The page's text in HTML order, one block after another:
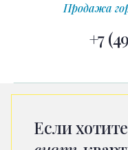
Продажа
+7
Если хотите